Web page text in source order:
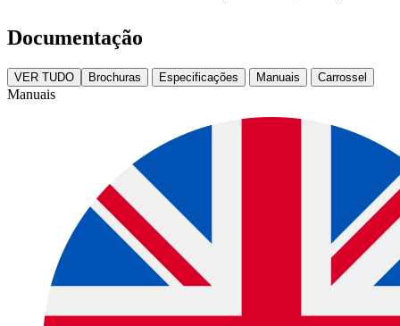
Documentação
VER TUDO Brochuras Especificações Manuais Carrossel
Manuais